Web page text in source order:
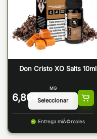
Don Cristo XO Salts 10ml
6,80 €
MG
Entrega miÃ©rcoles